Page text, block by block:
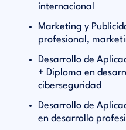
internacional
Marketing y
profesional,
Desarrollo de
+ Diploma en
ciberseguridad
Desarrollo de
en desarrollo